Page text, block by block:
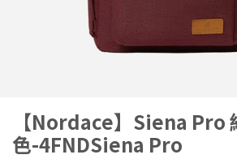
【Nordace】Siena Pro
色-4FNDSiena Pro